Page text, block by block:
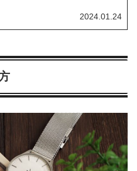
着校してはいかがでしょう。2024.01.24